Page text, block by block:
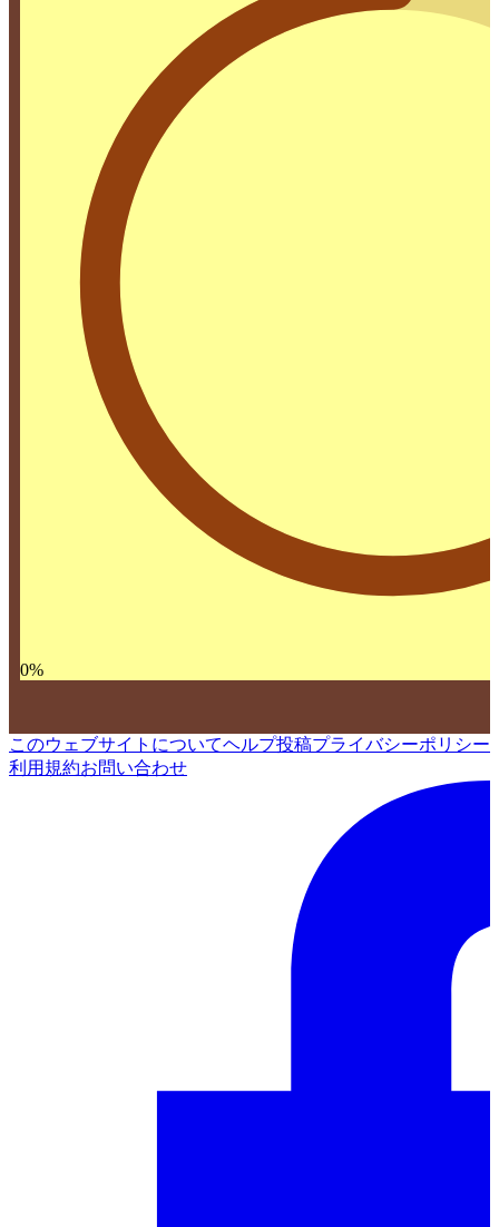
0%
このウェブサイトについてヘルプ投稿プライバシーポリシー
利用規約お問い合わせ